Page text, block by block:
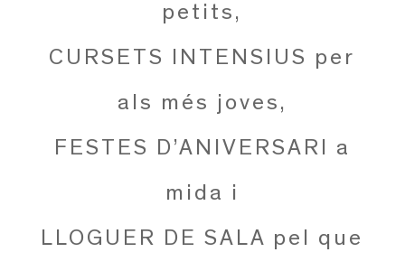
petits,
CURSETS INTENSIUS per
als més joves,
FESTES D’ANIVERSARI a
mida i
LLOGUER DE SALA pel que